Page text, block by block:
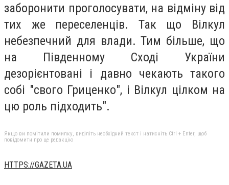
заборонити проголосувати, на відміну від
тих же переселенців. Так що Вілкул
небезпечний для влади. Тим більше, що
на Південному Сході України
дезорієнтовані і давно чекають такого
собі "свого Гриценко", і Вілкул цілком на
цю роль підходить".
Якщо ви помітили помилку, виділіть необхідний текст і натисніть Ctrl + Enter, щоб
повідомити про це редакцію
HTTPS://GAZETA.UA